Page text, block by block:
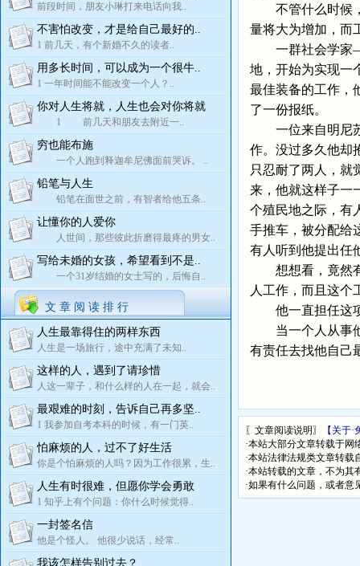
前段时间，朋友小琳打来电话向我..
不害怕改变，才是给自己最好的..
1 前几天，有个新婚不久的读者..
用多长时间，可以成为一个很牛..
1 一年时间能不能改变一个人？..
你对人生将就，人生也会对你将就
1 前几天和朋友去附近一..
穷也能布施
一个人跑到释迦牟尼佛面前哭诉。 ..
铅笔与人生
铅笔在面世之前，有智者给他五条..
让懂你的人爱你
人世间，那些彼此折磨得最疼的男女..
写给未婚的女孩，希望看到不是..
一个31岁结婚的女士写的，后悔自..
文 章 阅 读 排 行
人生最靠得住的两样东西
人生是一场旅行，途中充满了未知..
这样的人，遇到了请珍惜
人这一辈子，和什么样的人在一起，就会..
最艰难的时刻，告诉自己再多坚..
1 我参加自考本科的时候，有一门英..
怕麻烦的人，过不了好生活
你是个怕麻烦的人吗？因为工作很累，生..
人生有时很难，但愿你学会勇敢
1 知乎上有个问题：你什么时候觉得..
一封签名信
他是个怪人。 他很少说话，经常..
我该怎样告别过去？
不管什么时候，
量将大为增加，而
一群社会学家——
地，开始为实现一
最佳装备的工作，
了一份报纸。
一位来自明尼苏
作。没过多久他却
只忍耐了两人，就
来，他就这样子一
个殖民地之际，有
手推车，被分配给
有人听到他提出任
想想看，竟然有
人工作，而且这个
他一直担任这项
当一个人从事他
有责任去找他自己
〖文章阅读说明〗
【关于
·本站大部分文章转载于
·本站法律法规类文章转
·本站转载的文章，不为
·如果有什么问题，或者意